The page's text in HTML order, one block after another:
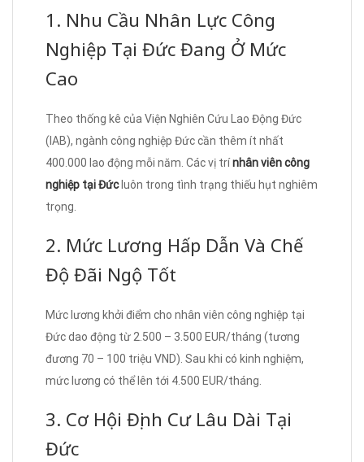
1. Nhu Cầu Nhân Lực Công
Nghiệp Tại Đức Đang Ở Mức
Cao
Theo thống kê của Viện Nghiên Cứu Lao Động Đức
(IAB), ngành công nghiệp Đức cần thêm ít nhất
400.000 lao động mỗi năm. Các vị trínhân viên công
nghiệp tại Đứcluôn trong tình trạng thiếu hụt nghiêm
trọng.
2. Mức Lương Hấp Dẫn Và Chế
Độ Đãi Ngộ Tốt
Mức lương khởi điểm cho nhân viên công nghiệp tại
Đức dao động từ 2.500 – 3.500 EUR/tháng (tương
đương 70 – 100 triệu VND). Sau khi có kinh nghiệm,
mức lương có thể lên tới 4.500 EUR/tháng.
3. Cơ Hội Định Cư Lâu Dài Tại
Đức